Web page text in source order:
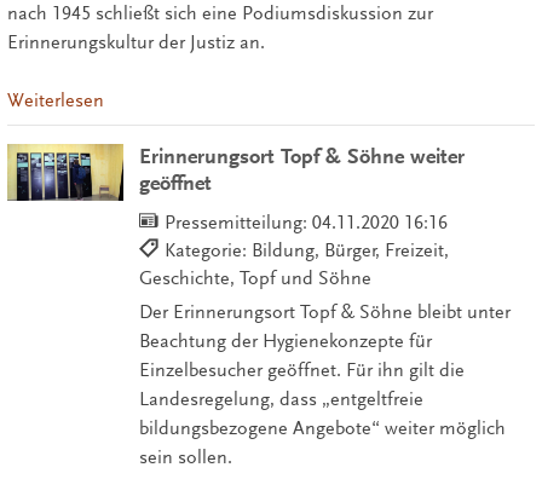
nach 1945 schließt sich eine Podiumsdiskussion zur
Erinnerungskultur der Justiz an.
Weiterlesen
Erinnerungsort Topf & Söhne weiter
geöffnet
Pressemitteilung: 04.11.2020 16:16
Kategorie: Bildung, Bürger, Freizeit,
Geschichte, Topf und Söhne
Der Erinnerungsort Topf & Söhne bleibt unter
Beachtung der Hygienekonzepte für
Einzelbesucher geöffnet. Für ihn gilt die
Landesregelung, dass „entgeltfreie
bildungsbezogene Angebote“ weiter möglich
sein sollen.